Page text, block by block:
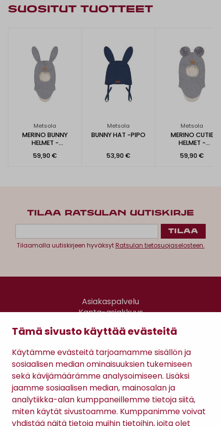
Tämä sivusto käyttää evästeitä
Käytämme evästeitä tarjoamamme sisällön ja
sosiaalisen median ominaisuuksien tukemiseen
sekä kävijämäärämme analysoimiseen. Lisäksi
jaamme sosiaalisen median, mainosalan ja
analytiikka-alan kumppaneillemme tietoja siitä,
miten käytät sivustoamme. Kumppanimme voivat
yhdistää näitä tietoja muihin tietoihin, joita olet
SUOSITUT TUOTTEET
Metsola
MERINO BUNNY
HELMET -
59,90 €
Metsola
BUNNY HAT -PIPO
53,90 €
Metsola
MERINO CUTIE
HELMET -
59,90 €
TILAA RATSULAN UUTISKIRJE
Tilaamalla uutiskirjeen hyväksytRatsulan tietosuojaselosteen.
Asiakaspalvelu
Kanta-asiakkuus
Gomee Ratsula Café
Sopimusehdot
Tietosuojaseloste
Maksutavat